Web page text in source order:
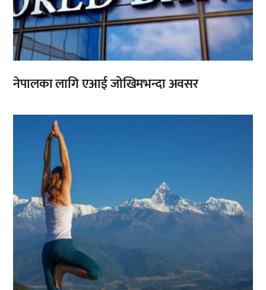
नेपालका लागि एआई जोखिमभन्दा अवसर